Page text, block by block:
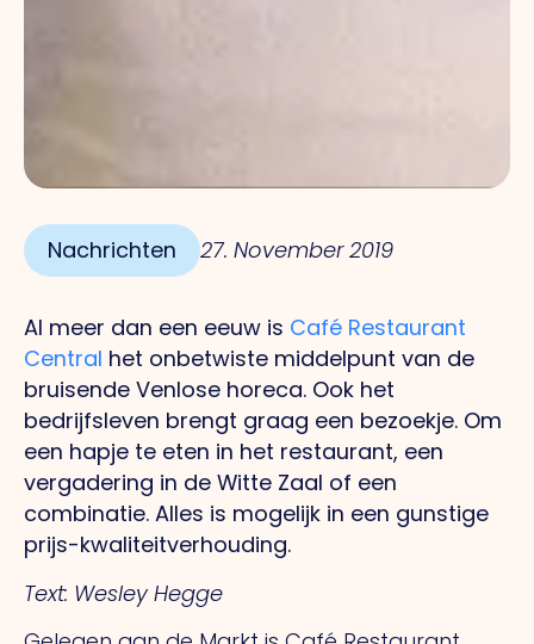
Nachrichten 27. November 2019
Al meer dan een eeuw is Café Restaurant
Central het onbetwiste middelpunt van de
bruisende Venlose horeca. Ook het
bedrijfsleven brengt graag een bezoekje. Om
een hapje te eten in het restaurant, een
vergadering in de Witte Zaal of een
combinatie. Alles is mogelijk in een gunstige
prijs-kwaliteitverhouding.
Text: Wesley Hegge